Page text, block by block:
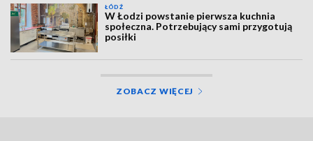
ŁÓDŹ
W Łodzi powstanie pierwsza kuchnia
społeczna. Potrzebujący sami przygotują
posiłki
ZOBACZ WIĘCEJ